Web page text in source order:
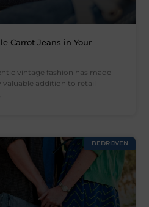
Carrot Jeans in Your
vintage fashion has made
valuable addition to retail
BEDRIJVEN